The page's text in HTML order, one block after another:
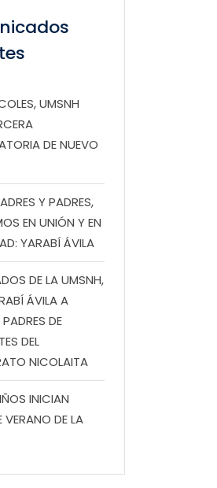
UMSNH
DE NUEVO
Y PADRES,
EN UNIÓN Y EN
YARABÍ ÁVILA
DE LA UMSNH,
ÁVILA A
DE
DEL
NICOLAITA
INICIAN
VERANO DE LA